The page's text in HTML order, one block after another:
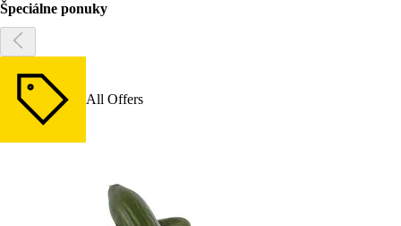
Špeciálne ponuky
All Offers